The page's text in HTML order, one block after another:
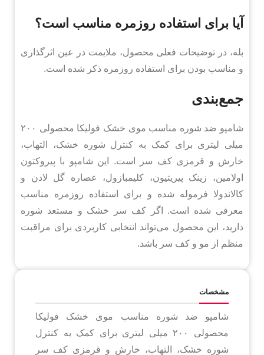
آیا برای استفاده روزمره مناسب است؟
بله، در توضیحات فعلی محصول، ملایمت در عین اثرگذاری
و مناسب بودن برای استفاده روزمره ذکر شده است.
جمع‌بندی
شامپو ضد شوره مناسب موی خشک فولیکا محصولی ۲۰۰
میلی لیتری برای کمک به کنترل شوره خشک، التهاب،
خارش و قرمزی کف سر است. این شامپو با پیروکتون
اولامین، زینک پیریتیون، کلیمبازول، عصاره گل لادن و
کالاندولا فرموله شده و برای استفاده روزمره مناسب
معرفی شده است. اگر کف سر خشک و مستعد شوره
دارید، این محصول می‌تواند انتخابی کاربردی برای مراقبت
منظم از مو و کف سر باشد.
مشخصات
شامپو ضد شوره مناسب موی خشک فولیکا
محصولی ۲۰۰ میلی لیتری برای کمک به کنترل
شوره خشک، التهاب، خارش و قرمزی کف سر